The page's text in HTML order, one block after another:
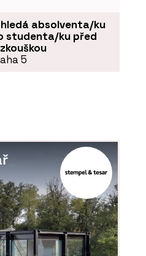
Od cibule k
hledá absolventa/ku
studenta/ku před
5